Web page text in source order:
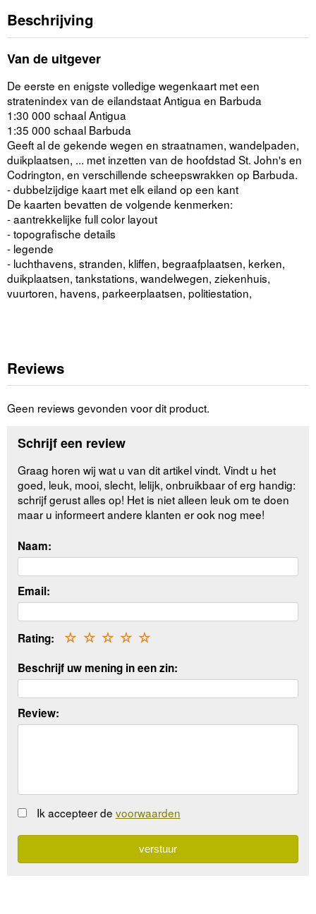
Beschrijving
Van de uitgever
De eerste en enigste volledige wegenkaart met een
stratenindex van de eilandstaat Antigua en Barbuda
1:30 000 schaal Antigua
1:35 000 schaal Barbuda
Geeft al de gekende wegen en straatnamen, wandelpaden,
duikplaatsen, ... met inzetten van de hoofdstad St. John's en
Codrington, en verschillende scheepswrakken op Barbuda.
- dubbelzijdige kaart met elk eiland op een kant
De kaarten bevatten de volgende kenmerken:
- aantrekkelijke full color layout
- topografische details
- legende
- luchthavens, stranden, kliffen, begraafplaatsen, kerken,
duikplaatsen, tankstations, wandelwegen, ziekenhuis,
vuurtoren, havens, parkeerplaatsen, politiestation,
Reviews
Geen reviews gevonden voor dit product.
Schrijf een review
Graag horen wij wat u van dit artikel vindt. Vindt u het
goed, leuk, mooi, slecht, lelijk, onbruikbaar of erg handig:
schrijf gerust alles op! Het is niet alleen leuk om te doen
maar u informeert andere klanten er ook nog mee!
Naam:
Email:
Rating: ☆
☆
☆
☆
☆
Beschrijf uw mening in een zin:
Review:
Ik accepteer de voorwaarden